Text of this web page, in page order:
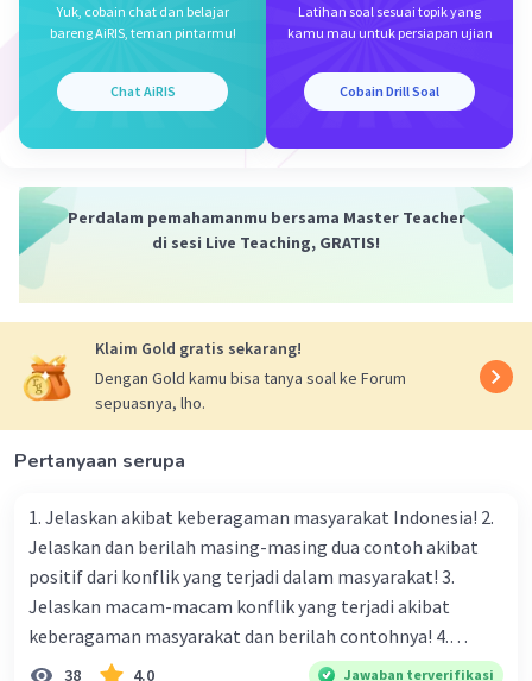
Yuk, cobain chat dan belajar
bareng AiRIS, teman pintarmu!
Chat AiRIS
Latihan soal sesuai topik yang
kamu mau untuk persiapan ujian
Cobain Drill Soal
Perdalam pemahamanmu bersama Master Teacher
di sesi Live Teaching, GRATIS!
Klaim Gold gratis sekarang!
Dengan Gold kamu bisa tanya soal ke Forum
sepuasnya, lho.
Pertanyaan serupa
1. Jelaskan akibat keberagaman masyarakat Indonesia! 2.
Jelaskan dan berilah masing-masing dua contoh akibat
positif dari konflik yang terjadi dalam masyarakat! 3.
Jelaskan macam-macam konflik yang terjadi akibat
keberagaman masyarakat dan berilah contohnya! 4.
Mengapa dalam masyarakat yang memiliki keberagaman
38 4.0 Jawaban terverifikasi